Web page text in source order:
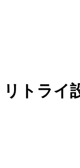
トライ